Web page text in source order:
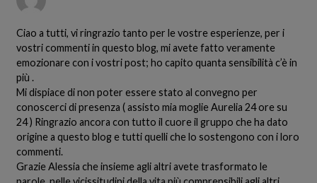
Ciao a tutti, vi ringrazio tanto per le vostre esperienze, per i
vostri commenti in questo blog, mi avete fatto veramente
emozionare con i vostri post; ho capito quanta sensibilità c’è in
più .
Mi dispiace di non poter essere stato al convegno per
conoscerci di presenza ( assisto mia moglie Aurelia 24 ore su
24 ) Ringrazio ancora con tutto il cuore il gruppo che ha dato
origine a questo blog e tutti quelli che lo sostengono con i loro
commenti.
Grazie Alessia che insieme agli altri avete trasformato le